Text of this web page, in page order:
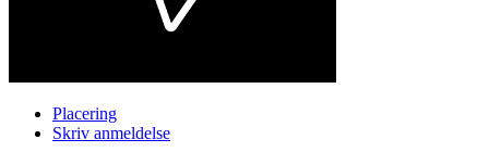
Placering
Skriv anmeldelse